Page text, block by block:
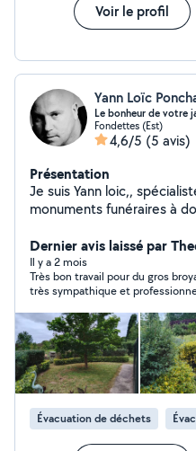
Voir le profil
Yann Loïc
Le bonheur de votre
Fondettes (Est)
4,6/5 (5 avis)
Présentation
Je suis Yann loic,,
monuments funéraires à
Dernier avis laissé par
Il y a 2 mois
Très bon travail pour du gros broyage. 5h de travail.
Évacuation de déchets